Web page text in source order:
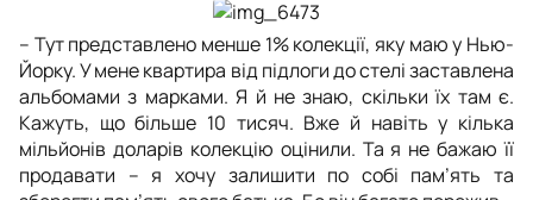
– Тут представлено менше 1% колекції, яку маю у Нью-
Йорку. У мене квартира від підлоги до стелі заставлена
альбомами з марками. Я й не знаю, скільки їх там є.
Кажуть, що більше 10 тисяч. Вже й навіть у кілька
мільйонів доларів колекцію оцінили. Та я не бажаю її
продавати – я хочу залишити по собі пам’ять та